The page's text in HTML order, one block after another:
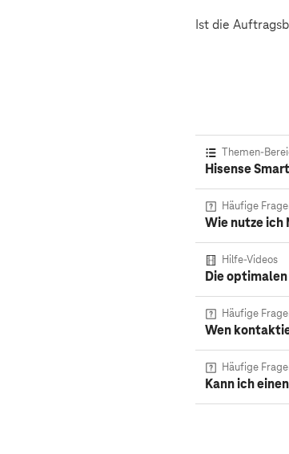
Ist die
Themen-
Hisense
Häufige
Wie nutze ich
Hilfe-Videos
Die
Häufige
Wen
Häufige
Kann ich